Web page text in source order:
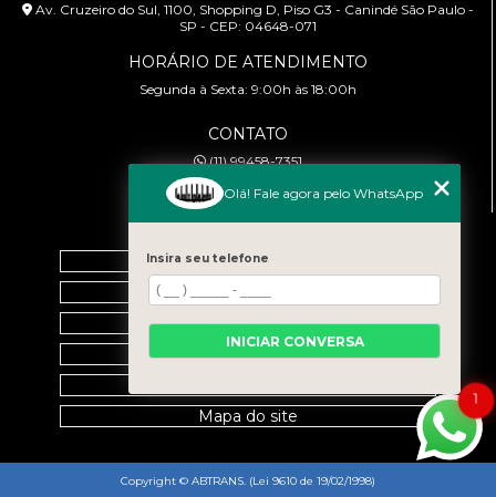
Av. Cruzeiro do Sul, 1100, Shopping D, Piso G3 - Canindé São Paulo -
SP - CEP: 04648-071
HORÁRIO DE ATENDIMENTO
Segunda à Sexta: 9:00h às 18:00h
CONTATO
(11) 99458-7351
cursoabtrans@gmail.com
Home
Empresa
Galeria
Contato
Mapa do site
Copyright © ABTRANS. (Lei 9610 de 19/02/1998)
1
Olá! Fale agora pelo WhatsApp
Insira seu telefone
INICIAR CONVERSA